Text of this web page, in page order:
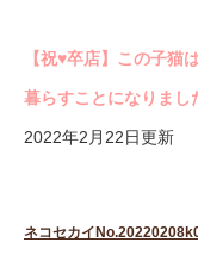
【祝♥︎卒店】この子猫
暮らすことになりまし
2022年2月22日更新
ネコセカイ